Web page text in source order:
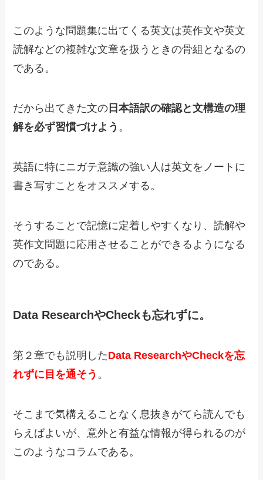
このような問題集に出てくる英文は英作文や英文
読解などの複雑な文章を扱うときの骨組となるの
である。
だから出てきた文の 日本語訳の確認と文構造の理
解を必ず習慣づけよう 。
英語に特にニガテ意識の強い人は英文をノートに
書き写すことをオススメする。
そうすることで記憶に定着しやすくなり、読解や
英作文問題に応用させることができるようになる
のである。
Data ResearchやCheckも忘れずに。
第２章でも説明したData ResearchやCheckを忘
れずに目を通そう 。
そこまで気構えることなく息抜きがてら読んでも
らえばよいが、意外と有益な情報が得られるのが
このようなコラムである。